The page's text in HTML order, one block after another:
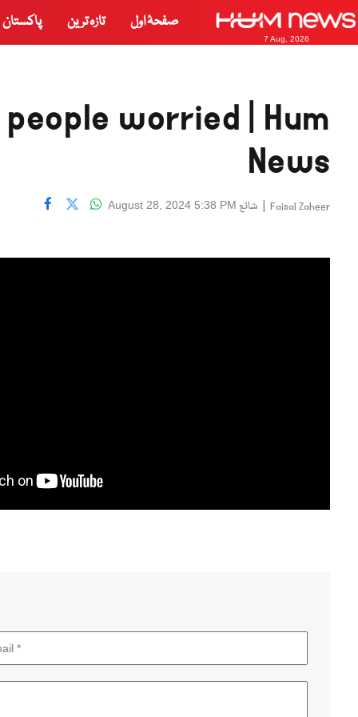
7 Aug, 2026
صفحۂ اول تازہ ترین پاکستان
worried | Hum
News
Faisal Zaheer
| شائع August 28, 2024 5:38 PM